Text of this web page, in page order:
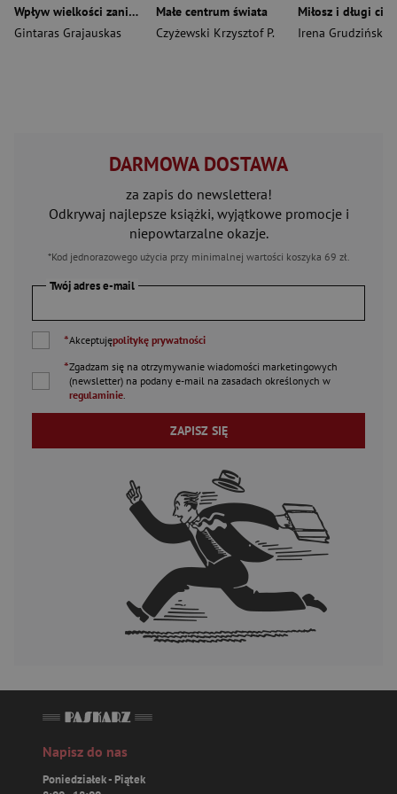
Wpływ wielkości zaniedbywalnie małych na megastrukturę
Gintaras Grajauskas
Małe centrum świata
Czyżewski Krzysztof P.
Irena Grudzińska-
DARMOWA DOSTAWA
za zapis do newslettera!
Odkrywaj najlepsze książki, wyjątkowe promocje i
niepowtarzalne okazje.
*Kod jednorazowego użycia przy minimalnej wartości koszyka 69 zł.
Twój adres e-mail
*Akceptujępolitykę prywatności
*Zgadzam się na otrzymywanie wiadomości marketingowych
(newsletter) na podany e-mail na zasadach określonych w
regulaminie
ZAPISZ SIĘ
Napisz do nas
Poniedziałek - Piątek